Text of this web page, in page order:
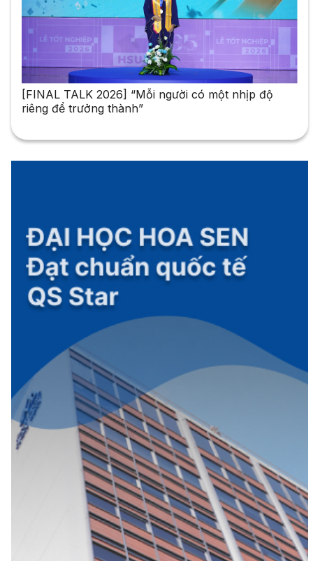
[FINAL TALK 2026] “Mỗi người có một nhịp độ
riêng để trưởng thành”